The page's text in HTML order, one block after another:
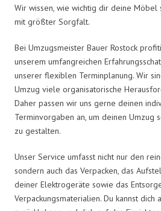
Wir wissen, wie wichtig dir deine Möbel
mit größter Sorgfalt.
Bei Umzugsmeister Bauer Rostock
unserem umfangreichen
unserer flexiblen Terminplanung. Wir
Umzug viele organisatorische
Daher passen wir uns gerne deinen
Terminvorgaben an, um deinen Umzug
zu gestalten.
Unser Service umfasst nicht nur den
sondern auch das Verpacken, das
deiner Elektrogeräte sowie das
Verpackungsmaterialien. Du kannst dich